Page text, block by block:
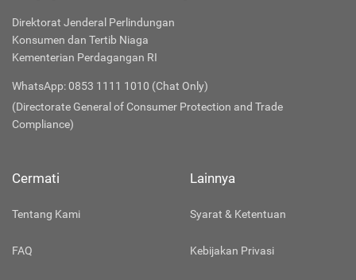
Direktorat Jenderal Perlindungan
Konsumen dan Tertib Niaga
Kementerian Perdagangan RI
WhatsApp: 0853 1111 1010 (Chat Only)
(Directorate General of Consumer Protection and Trade
Compliance)
Cermati
Tentang Kami
FAQ
Lainnya
Syarat & Ketentuan
Kebijakan Privasi